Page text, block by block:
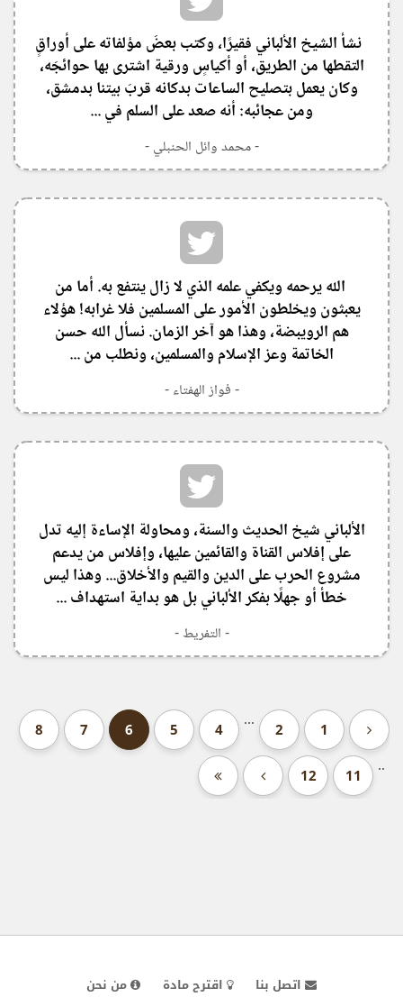
‏ ‏ ‏نشأ الشيخ الألباني فقيرًا، وكتب بعضَ مؤلفاته على أوراقٍ
التقطها من الطريق، أو أكياسٍ ورقية اشترى بها حوائجَه،
وكان يعمل بتصليح الساعات بدكانه قربَ بيتنا بدمشق،
ومن عجائبه: أنه صعد على السلم في ...
- محمد وائل الحنبلي -
‏ ‏الله يرحمه ويكفي علمه الذي لا زال ينتفع به. أما من
يعبثون ويخلطون الأمور على المسلمين فلا غرابه! هؤلاء
هم الرويبضة، وهذا هو آخر الزمان. نسأل الله حسن
الخاتمة وعز الإسلام والمسلمين، ونطلب من ...
- فواز الهفتاء -
الألباني شيخ الحديث والسنة، ومحاولة الإساءة إليه تدل
على إفلاس القناة والقائمين عليها، وإفلاس من يدعم
مشروع الحرب على الدين والقيم والأخلاق... وهذا ليس
خطأ أو جهلًا بفكر الألباني بل هو بداية استهداف ...
- التفريط -
1
2
...
4
5
6
7
8
..
11
12
اتصل بنا اقترح مادة من نحن